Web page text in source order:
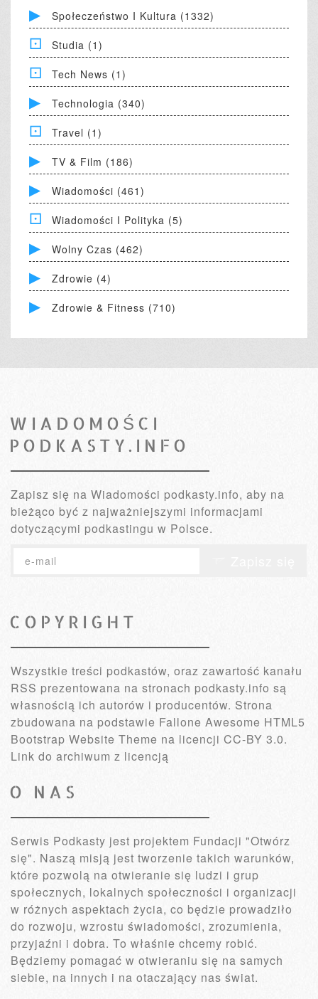
Społeczeństwo I Kultura (1332)
Studia (1)
Tech News (1)
Technologia (340)
Travel (1)
TV & Film (186)
Wiadomości (461)
Wiadomości I Polityka (5)
Wolny Czas (462)
Zdrowie (4)
Zdrowie & Fitness (710)
WIADOMOŚCI
PODKASTY.INFO
Zapisz się na Wiadomości podkasty.info, aby na
bieżąco być z najważniejszymi informacjami
dotyczącymi podkastingu w Polsce.
COPYRIGHT
Wszystkie treści podkastów, oraz zawartość kanału
RSS prezentowana na stronach podkasty.info są
własnością ich autorów i producentów. Strona
zbudowana na podstawie Fallone Awesome HTML5
Bootstrap Website Theme na licencji CC-BY 3.0.
Link do archiwum z licencją
O NAS
Serwis Podkasty jest projektem Fundacji "Otwórz
się". Naszą misją jest tworzenie takich warunków,
które pozwolą na otwieranie się ludzi i grup
społecznych, lokalnych społeczności i organizacji
w różnych aspektach życia, co będzie prowadziło
do rozwoju, wzrostu świadomości, zrozumienia,
przyjaźni i dobra. To właśnie chcemy robić.
Będziemy pomagać w otwieraniu się na samych
siebie, na innych i na otaczający nas świat.